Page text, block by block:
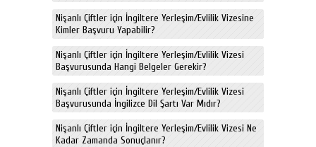
Nişanlı Çiftler için İngiltere Yerleşim/Evlilik Vizesine
Kimler Başvuru Yapabilir?
Nişanlı Çiftler için İngiltere Yerleşim/Evlilik Vizesi
Başvurusunda Hangi Belgeler Gerekir?
Nişanlı Çiftler için İngiltere Yerleşim/Evlilik Vizesi
Başvurusunda İngilizce Dil Şartı Var Mıdır?
Nişanlı Çiftler için İngiltere Yerleşim/Evlilik Vizesi Ne
Kadar Zamanda Sonuçlanır?